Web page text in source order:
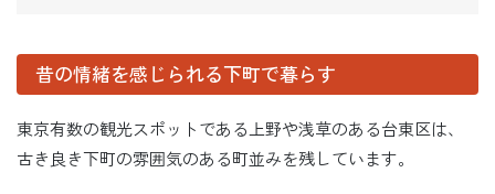
昔の情緒を感じられる下町で暮らす
東京有数の観光スポットである上野や浅草のある台東区は、
古き良き下町の雰囲気のある町並みを残しています。